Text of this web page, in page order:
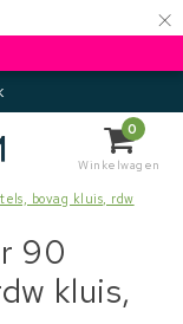
×
0
Winkelwagen
bovag kluis, rdw
90
kluis,